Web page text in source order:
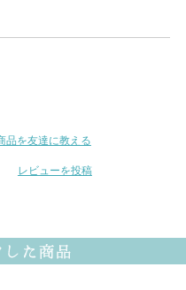
品を友達に教える
レビューを投稿